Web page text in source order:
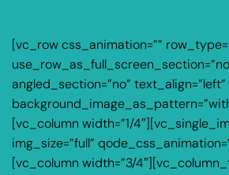
[vc_row css_animation=””
angled_section=”no” text_align=”left”
[vc_column width=”1/
img_size=”full”
[vc_column width=”3/